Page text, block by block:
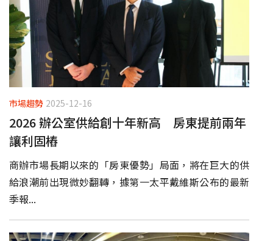
市場趨勢 2025-12-16
2026 辦公室供給創十年新高 房東提前兩年
讓利固樁
商辦市場長期以來的「房東優勢」局面，將在巨大的供
給浪潮前出現微妙翻轉，據第一太平戴維斯公布的最新
季報...